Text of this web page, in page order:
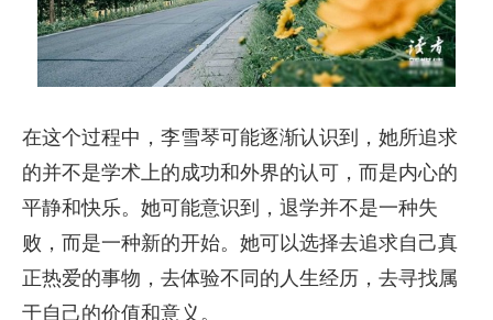
在这个过程中，李雪琴可能逐渐认识到，她所追求
的并不是学术上的成功和外界的认可，而是内心的
平静和快乐。她可能意识到，退学并不是一种失
败，而是一种新的开始。她可以选择去追求自己真
正热爱的事物，去体验不同的人生经历，去寻找属
于自己的价值和意义。